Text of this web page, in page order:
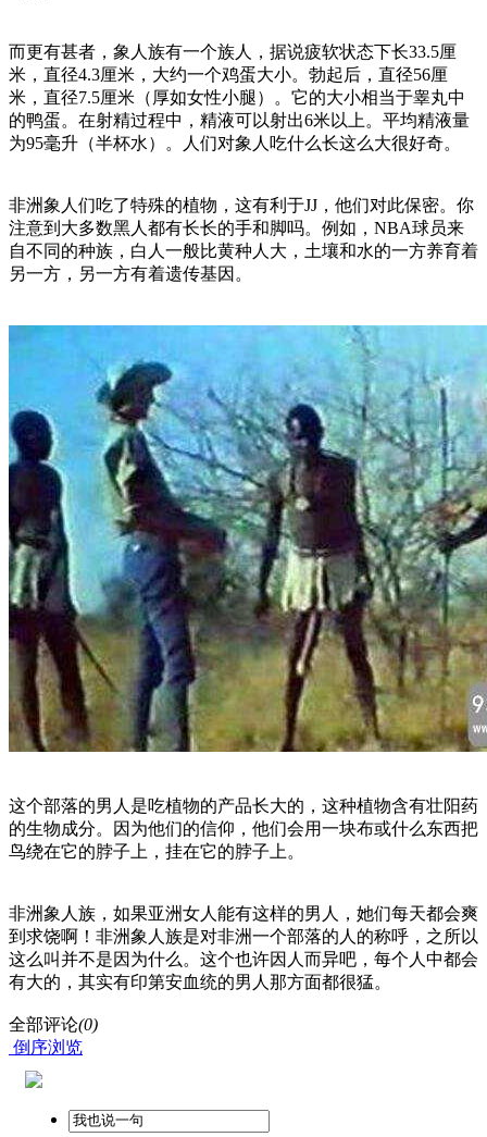
而更有甚者，象人族有一个族人，据说疲软状态下长33.5厘
米，直径4.3厘米，大约一个鸡蛋大小。勃起后，直径56厘
米，直径7.5厘米（厚如女性小腿）。它的大小相当于睾丸中
的鸭蛋。在射精过程中，精液可以射出6米以上。平均精液量
为95毫升（半杯水）。人们对象人吃什么长这么大很好奇。
非洲象人们吃了特殊的植物，这有利于JJ，他们对此保密。你
注意到大多数黑人都有长长的手和脚吗。例如，NBA球员来
自不同的种族，白人一般比黄种人大，土壤和水的一方养育着
另一方，另一方有着遗传基因。
这个部落的男人是吃植物的产品长大的，这种植物含有壮阳药
的生物成分。因为他们的信仰，他们会用一块布或什么东西把
鸟绕在它的脖子上，挂在它的脖子上。
非洲象人族，如果亚洲女人能有这样的男人，她们每天都会爽
到求饶啊！非洲象人族是对非洲一个部落的人的称呼，之所以
这么叫并不是因为什么。这个也许因人而异吧，每个人中都会
有大的，其实有印第安血统的男人那方面都很猛。
全部评论(0)
倒序浏览